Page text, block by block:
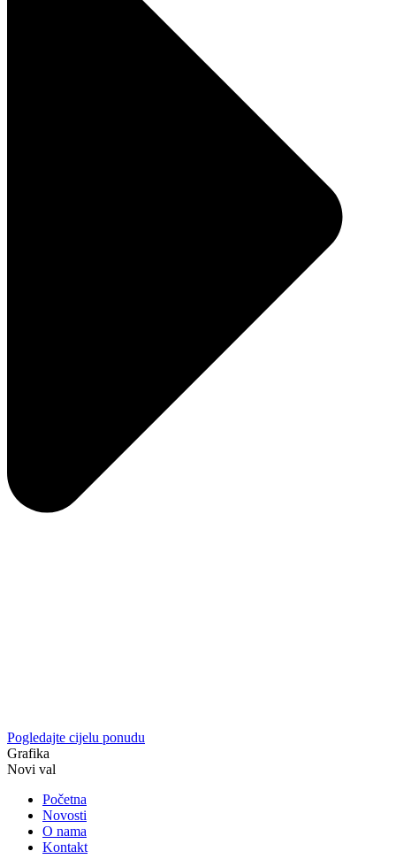
Pogledajte cijelu ponudu
Grafika
Novi val
Početna
Novosti
O nama
Kontakt